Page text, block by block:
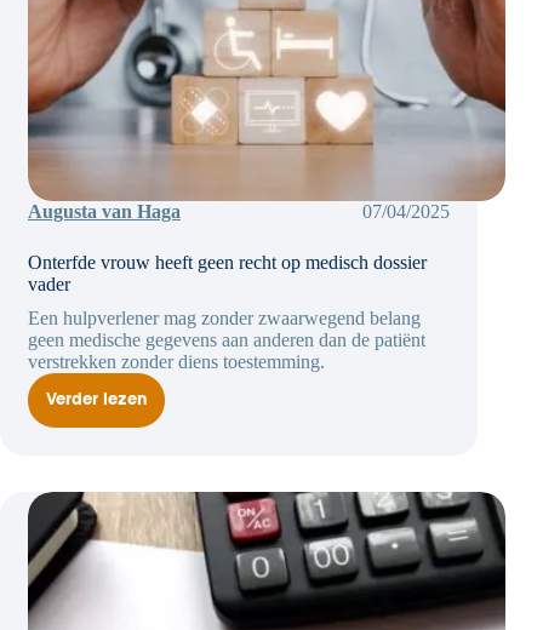
Augusta van Haga 07/04/2025
Onterfde vrouw heeft geen recht op medisch dossier
vader
Een hulpverlener mag zonder zwaarwegend belang
geen medische gegevens aan anderen dan de patiënt
verstrekken zonder diens toestemming.
Verder lezen
Onterfde
medisch
dossier
vader